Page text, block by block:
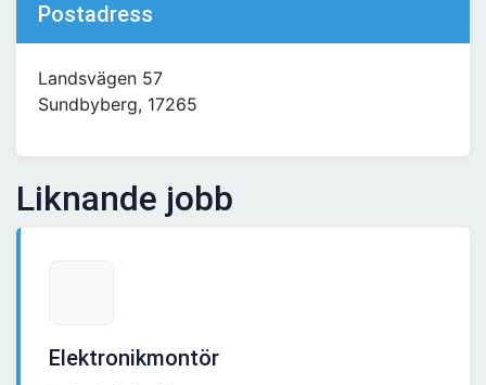
Postadress
Landsvägen 57
Sundbyberg, 17265
Liknande jobb
Elektronikmontör